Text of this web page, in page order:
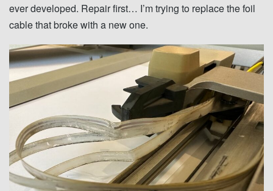
ever developed. Repair first… I’m trying to replace the foil
cable that broke with a new one.